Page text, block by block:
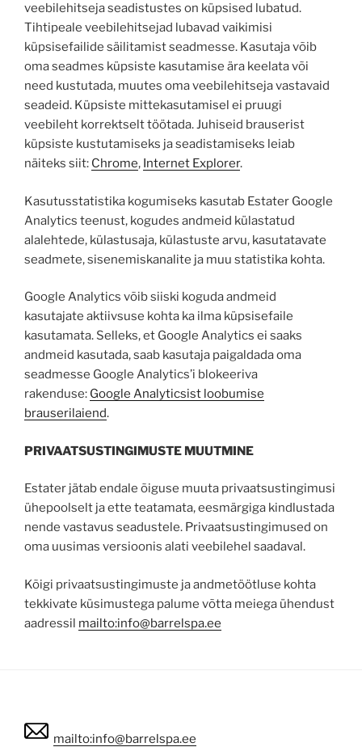
veebilehitseja seadistustes on küpsised lubatud.
Tihtipeale veebilehitsejad lubavad vaikimisi
küpsisefailide säilitamist seadmesse. Kasutaja võib
oma seadmes küpsiste kasutamise ära keelata või
need kustutada, muutes oma veebilehitseja vastavaid
seadeid. Küpsiste mittekasutamisel ei pruugi
veebileht korrektselt töötada. Juhiseid brauserist
küpsiste kustutamiseks ja seadistamiseks leiab
näiteks siit: Chrome, Internet Explorer.
Kasutusstatistika kogumiseks kasutab Estater Google
Analytics teenust, kogudes andmeid külastatud
alalehtede, külastusaja, külastuste arvu, kasutatavate
seadmete, sisenemiskanalite ja muu statistika kohta.
Google Analytics võib siiski koguda andmeid
kasutajate aktiivsuse kohta ka ilma küpsisefaile
kasutamata. Selleks, et Google Analytics ei saaks
andmeid kasutada, saab kasutaja paigaldada oma
seadmesse Google Analytics’i blokeeriva
rakenduse: Google Analyticsist loobumise
brauserilaiend.
PRIVAATSUSTINGIMUSTE MUUTMINE
Estater jätab endale õiguse muuta privaatsustingimusi
ühepoolselt ja ette teatamata, eesmärgiga kindlustada
nende vastavus seadustele. Privaatsustingimused on
oma uusimas versioonis alati veebilehel saadaval.
Kõigi privaatsustingimuste ja andmetöötluse kohta
tekkivate küsimustega palume võtta meiega ühendust
aadressil mailto:info@barrelspa.ee
mailto:info@barrelspa.ee